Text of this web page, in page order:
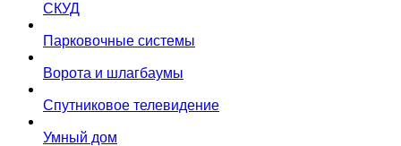
СКУД
Парковочные системы
Ворота и шлагбаумы
Спутниковое телевидение
Умный дом